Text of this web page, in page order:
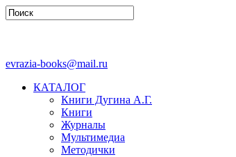
evrazia-books@mail.ru
КАТАЛОГ
Книги Дугина А.Г.
Книги
Журналы
Мультимедиа
Методички